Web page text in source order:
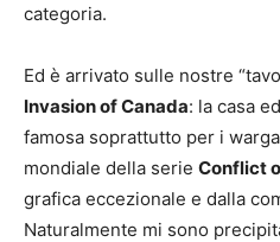
categoria.
Ed è arrivato sulle nostre
Invasion of Canada: la casa
famosa soprattutto per i
mondiale della serie Conflict
grafica eccezionale e dalla
Naturalmente mi sono